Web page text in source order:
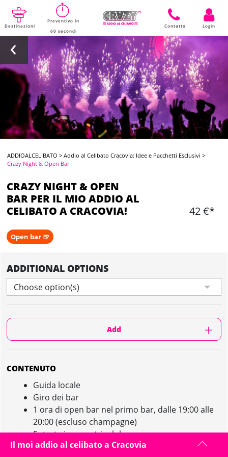
Destinazioni
Preventivo in
60 secondi
Contatto Login
ADDIOALCELIBATO >Addio al Celibato Cracovia: Idee e Pacchetti Esclusivi >
Crazy Night & Open Bar
CRAZY NIGHT & OPEN
BAR PER IL MIO ADDIO AL
CELIBATO A CRACOVIA!
42 €*
Open bar 🍺
ADDITIONAL OPTIONS
Choose option(s)
Add
CONTENUTO
Guida locale
Giro dei bar
1 ora di open bar nel primo bar, dalle 19:00 alle
20:00 (escluso champagne)
Entrata in uno stripclub
Entrata in discoteca
Il moi addio al celibato a Cracovia